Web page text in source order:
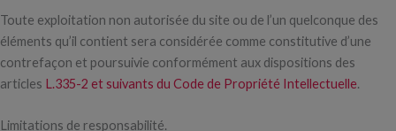
Toute exploitation non autorisée du site ou de l’un quelconque des
éléments qu’il contient sera considérée comme constitutive d’une
contrefaçon et poursuivie conformément aux dispositions des
articles L.335-2 et suivants du Code de Propriété Intellectuelle.
Limitations de responsabilité.